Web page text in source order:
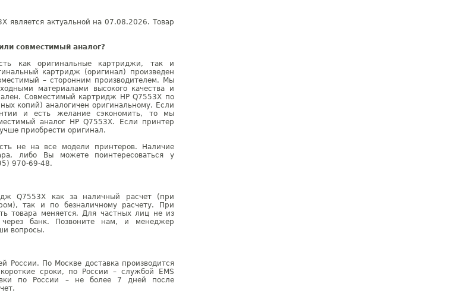
является актуальной на 07.08.2026. Товар
совместимый аналог?
как оригинальные картриджи, так и
картридж (оригинал) произведен
– сторонним производителем. Мы
материалами высокого качества и
Совместимый картридж HP Q7553X по
копий) аналогичен оригинальному. Если
и есть желание сэкономить, то мы
аналог HP Q7553X. Если принтер
приобрести оригинал.
не на все модели принтеров. Наличие
либо Вы можете поинтересоваться у
970-69-48.
Q7553X как за наличный расчет (при
так и по безналичному расчету. При
товара меняется. Для частных лиц не из
банк. Позвоните нам, и менеджер
вопросы.
России. По Москве доставка производится
сроки, по России – службой EMS
по России – не более 7 дней после